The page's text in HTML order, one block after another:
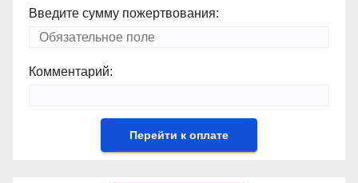
Введите сумму пожертвования:
Комментарий: